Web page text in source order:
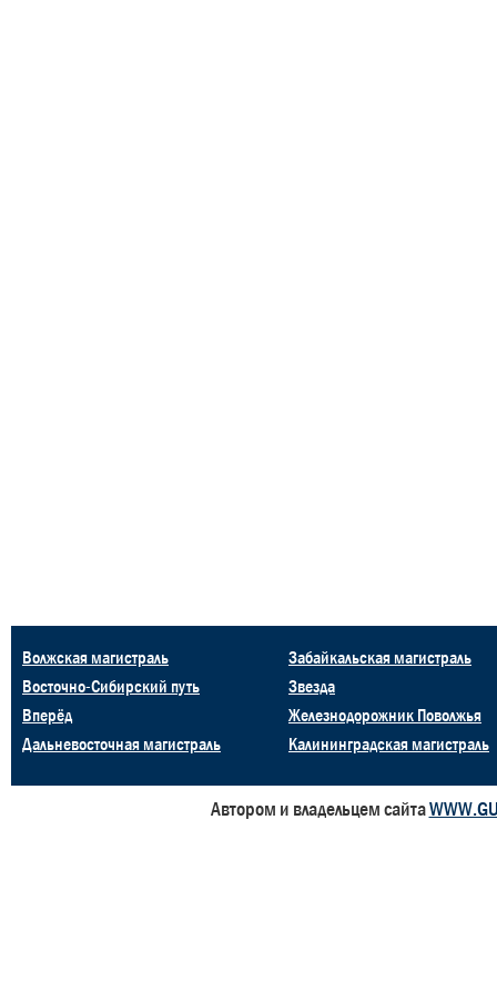
Волжская магистраль
Восточно-Сибирский путь
Вперёд
Дальневосточная магистраль
Забайкальская магистраль
Звезда
Железнодорожник Поволжья
Калининградская магистраль
Автором и владельцем сайта